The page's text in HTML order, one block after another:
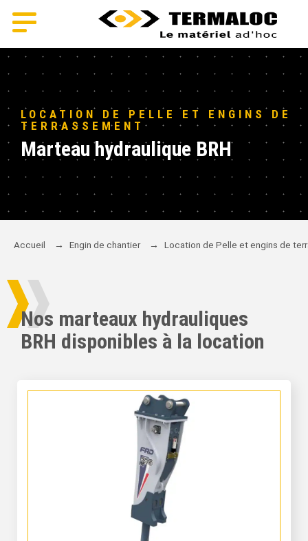
LOCATION DE PELLE ET ENGINS DE
TERRASSEMENT
Marteau hydraulique BRH
Accueil → Engin de chantier → Location de Pelle et engins de
Nos marteaux hydrauliques
BRH disponibles à la location